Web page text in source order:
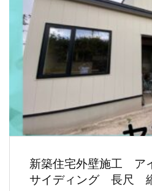
新築住宅外壁施工 ア
サイディング 長尺